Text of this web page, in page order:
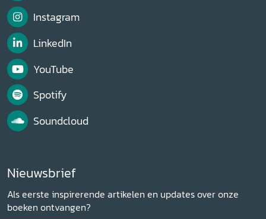
Instagram
LinkedIn
YouTube
Spotify
Soundcloud
Nieuwsbrief
Als eerste inspirerende artikelen en updates over onze
boeken ontvangen?